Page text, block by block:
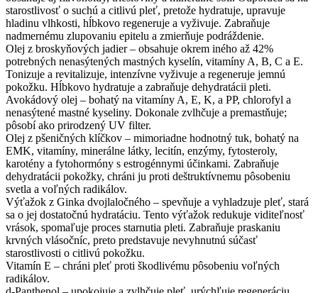
starostlivosť o suchú a citlivú pleť, pretože hydratuje, upravuje
hladinu vlhkosti, hĺbkovo regeneruje a vyživuje. Zabraňuje
nadmernému zlupovaniu epitelu a zmierňuje podráždenie.
Olej z broskyňových jadier – obsahuje okrem iného až 42%
potrebných nenasýtených mastných kyselín, vitamíny A, B, C a E.
Tonizuje a revitalizuje, intenzívne vyživuje a regeneruje jemnú
pokožku. Hĺbkovo hydratuje a zabraňuje dehydratácii pleti.
Avokádový olej – bohatý na vitamíny A, E, K, a PP, chlorofyl a
nenasýtené mastné kyseliny. Dokonale zvlhčuje a premastňuje;
pôsobí ako prirodzený UV filter.
Olej z pšeničných klíčkov – mimoriadne hodnotný tuk, bohatý na
EMK, vitamíny, minerálne látky, lecitín, enzýmy, fytosteroly,
karotény a fytohormóny s estrogénnymi účinkami. Zabraňuje
dehydratácii pokožky, chráni ju proti deštruktívnemu pôsobeniu
svetla a voľných radikálov.
Výťažok z Ginka dvojlaločného – spevňuje a vyhladzuje pleť, stará
sa o jej dostatočnú hydratáciu. Tento výťažok redukuje viditeľnosť
vrások, spomaľuje proces starnutia pleti. Zabraňuje praskaniu
krvných vlásočníc, preto predstavuje nevyhnutnú súčasť
starostlivosti o citlivú pokožku.
Vitamín E – chráni pleť proti škodlivému pôsobeniu voľných
radikálov.